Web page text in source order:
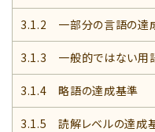
3.1.2 一部分の言語の達
3.1.3 一般的ではない用
3.1.4 略語の達成基準
3.1.5 読解レベルの達成